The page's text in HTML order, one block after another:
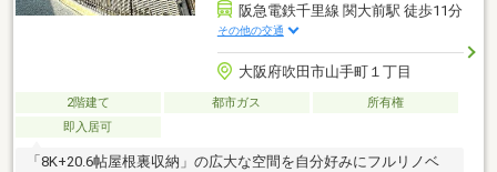
阪急電鉄千里線 関大前駅 徒歩11分
その他の交通
大阪府吹田市山手町１丁目
2階建て 都市ガス
所有権
即入居可
「8K+20.6帖屋根裏収納」の広大な空間を自分好みにフルリノベ